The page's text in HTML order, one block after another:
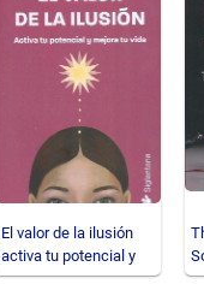
El valor de la ilusión
activa tu potencial y
mejora tu vida